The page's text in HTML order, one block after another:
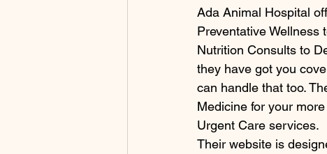
Ada Animal Hospital
Preventative Wellness
Nutrition Consults to
they have got you
can handle that too.
Medicine for your
Urgent Care services.
Their website is